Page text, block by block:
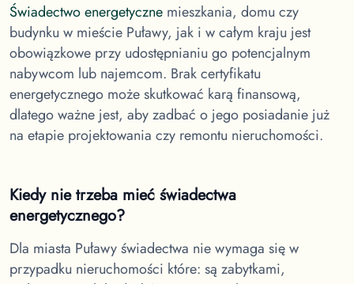
Świadectwo energetyczne mieszkania, domu czy
budynku w mieście Puławy, jak i w całym kraju jest
obowiązkowe przy udostępnianiu go potencjalnym
nabywcom lub najemcom. Brak certyfikatu
energetycznego może skutkować karą finansową,
dlatego ważne jest, aby zadbać o jego posiadanie już
na etapie projektowania czy remontu nieruchomości.
Kiedy nie trzeba mieć świadectwa
energetycznego?
Dla miasta Puławyświadectwa nie wymaga się w
przypadku nieruchomości które: są zabytkami,